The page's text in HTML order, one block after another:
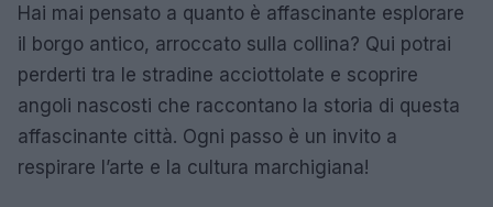
Hai mai pensato a quanto è affascinante esplorare
il borgo antico, arroccato sulla collina? Qui potrai
perderti tra le stradine acciottolate e scoprire
angoli nascosti che raccontano la storia di questa
affascinante città. Ogni passo è un invito a
respirare l’arte e la cultura marchigiana!